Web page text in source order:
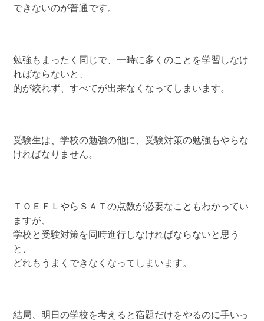
できないのが普通です。
勉強もまったく同じで、一時に多くのことを学習しなけ
ればならないと、
的が絞れず、すべてが出来なくなってしまいます。
受験生は、学校の勉強の他に、受験対策の勉強もやらな
ければなりません。
ＴＯＥＦＬやらＳＡＴの点数が必要なこともわかってい
ますが、
学校と受験対策を同時進行しなければならないと思う
と、
どれもうまくできなくなってしまいます。
結局、明日の学校を考えると宿題だけをやるのに手いっ